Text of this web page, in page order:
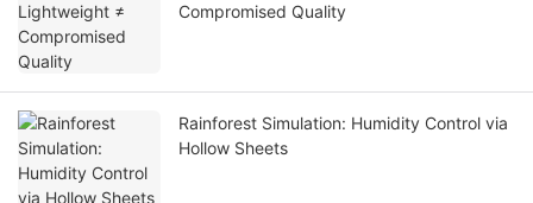
Compromised Quality
Rainforest Simulation: Humidity Control via
Hollow Sheets